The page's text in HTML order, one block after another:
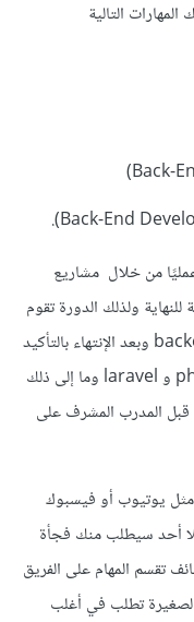
عبر ووكومرس
بعد ذلك ستحتاج إلى التعمق قليلاً في لغة SQL وستجد على
التالية
من خلال مشاريع
ولذلك الدورة تقوم
بتعليمك المهارات المطلوبة للعمل كمطور backend وبعد الإنتهاء بالتأكيد
يمكنك التعمق في العديد من الجوانب مثل php و laravel وما إلى ذلك
المدرب المشرف على
يوتيوب أو فيسبوك
أحد سيطلب منك فجأة
تقسم المهام على الفريق
تطلب في أغلب